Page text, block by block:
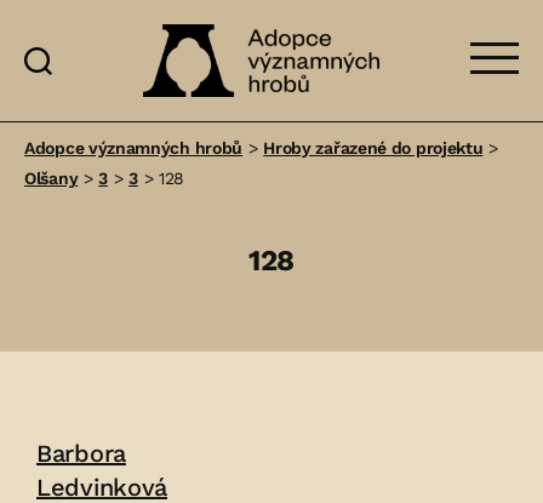
významných
Adopce významných hrobů > Hroby zařazené do projektu >
Olšany>3 >3> 128
128
Barbora
Ledvinková